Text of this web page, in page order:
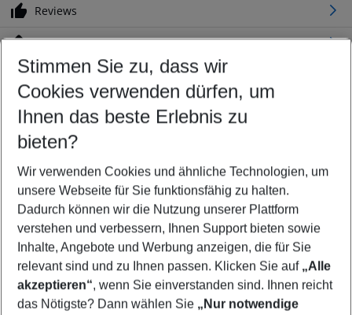
Reviews
Location
Customize your offer
Find the perfect deal which suits your best
Your departure airport
Any airport
Select your date range
08/08/26–06/08/27 5-8 nights
Who will travel
2 adults No children
Show more filter
Stimmen Sie zu, dass wir
Cookies verwenden dürfen, um
Ihnen das beste Erlebnis zu
bieten?
Wir verwenden Cookies und ähnliche Technologien, um
unsere Webseite für Sie funktionsfähig zu halten.
Dadurch können wir die Nutzung unserer Plattform
verstehen und verbessern, Ihnen Support bieten sowie
Inhalte, Angebote und Werbung anzeigen, die für Sie
relevant sind und zu Ihnen passen. Klicken Sie auf „Alle
akzeptieren“, wenn Sie einverstanden sind. Ihnen reicht
das Nötigste? Dann wählen Sie „Nur notwendige